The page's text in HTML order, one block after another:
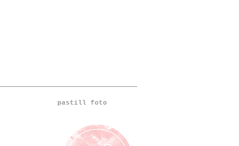
pastill foto